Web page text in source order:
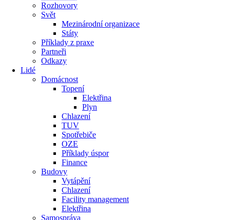
Rozhovory
Svět
Mezinárodní organizace
Státy
Příklady z praxe
Partneři
Odkazy
Lidé
Domácnost
Topení
Elektřina
Plyn
Chlazení
TUV
Spotřebiče
OZE
Příklady úspor
Finance
Budovy
Vytápění
Chlazení
Facility management
Elektřina
Samospráva